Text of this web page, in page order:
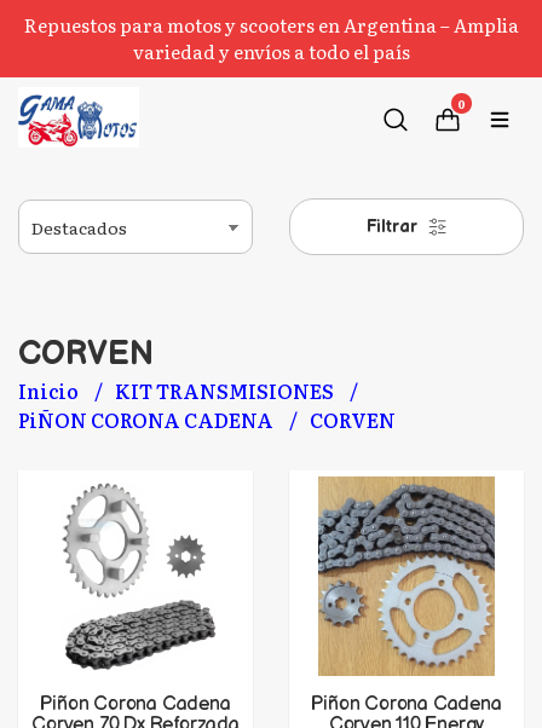
Repuestos para motos y scooters en Argentina – Amplia
variedad y envíos a todo el país
0
Filtrar
CORVEN
Inicio
KIT TRANSMISIONES
PiÑON CORONA CADENA
CORVEN
Piñon Corona Cadena
Piñon Corona Cadena